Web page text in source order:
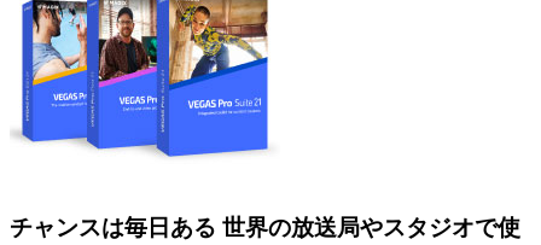
チャンスは毎日ある 世界の放送局やスタジオで使